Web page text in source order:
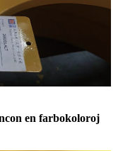
en farbokoloroj